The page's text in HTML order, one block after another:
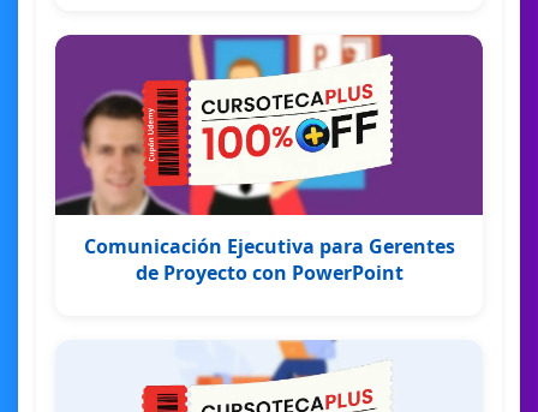
Comunicación Ejecutiva para Gerentes
de Proyecto con PowerPoint